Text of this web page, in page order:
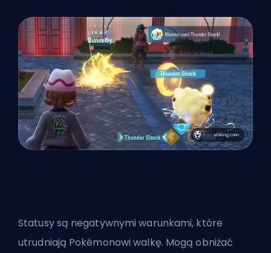
Statusy są negatywnymi warunkami, które
utrudniają Pokémonowi walkę. Mogą obniżać